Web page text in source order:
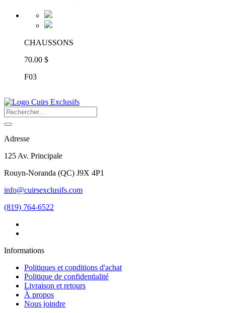
CHAUSSONS
70.00 $
F03
Adresse
125 Av. Principale
Rouyn-Noranda (QC) J9X 4P1
info@cuirsexclusifs.com
(819) 764-6522
Informations
Politiques et conditions d'achat
Politique de confidentialité
Livraison et retours
À propos
Nous joindre